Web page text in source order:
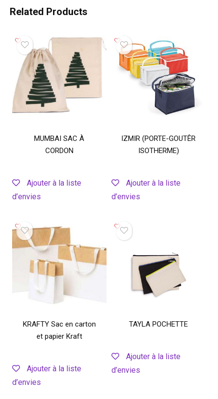
Related Products
MUMBAI SAC À
CORDON
Ajouter à la liste
d’envies
IZMIR (PORTE-GOUTÊR
ISOTHERME)
Ajouter à la liste
d’envies
KRAFTY Sac en carton
et papier Kraft
Ajouter à la liste
d’envies
TAYLA POCHETTE
Ajouter à la liste
d’envies